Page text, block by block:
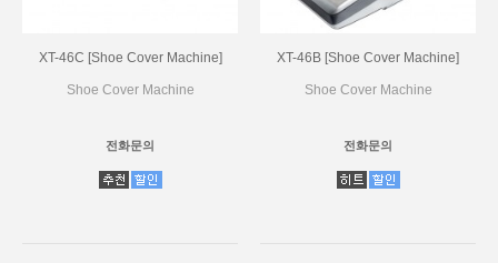
XT-46C [Shoe Cover Machine]
Shoe Cover Machine
전화문의
XT-46B [Shoe Cover Machine]
Shoe Cover Machine
전화문의